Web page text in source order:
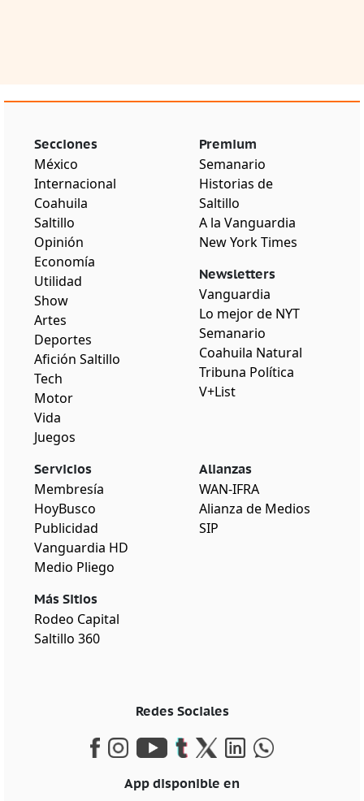
Secciones
México
Internacional
Coahuila
Saltillo
Opinión
Economía
Utilidad
Show
Artes
Deportes
Afición Saltillo
Tech
Motor
Vida
Juegos
Premium
Semanario
Historias de
Saltillo
A la Vanguardia
New York Times
Newsletters
Vanguardia
Lo mejor de NYT
Semanario
Coahuila Natural
Tribuna Política
V+List
Servicios
Membresía
HoyBusco
Publicidad
Vanguardia HD
Medio Pliego
Más Sitios
Rodeo Capital
Saltillo 360
Alianzas
WAN-IFRA
Alianza de Medios
SIP
Redes Sociales
App disponible en